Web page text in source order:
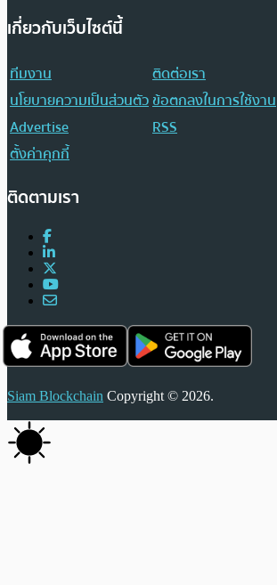
เกี่ยวกับเว็บไซต์นี้
ทีมงาน
ติดต่อเรา
นโยบายความเป็นส่วนตัวข้อตกลงในการใช้งาน
Advertise
RSS
ตั้งค่าคุกกี้
ติดตามเรา
Siam Blockchain Copyright © 2026.